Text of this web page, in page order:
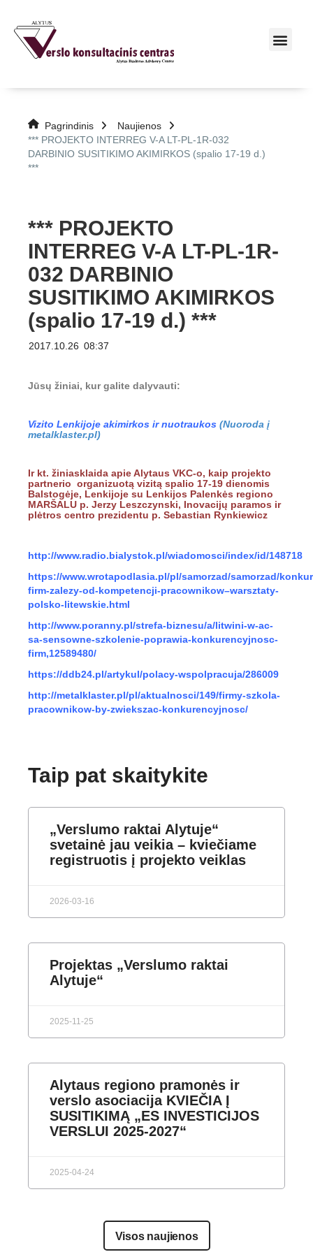
Pagrindinis
Naujienos
*** PROJEKTO INTERREG V-A LT-PL-1R-032
DARBINIO SUSITIKIMO AKIMIRKOS (spalio 17-19 d.)
***
*** PROJEKTO
INTERREG V-A LT-PL-1R-
032 DARBINIO
SUSITIKIMO AKIMIRKOS
(spalio 17-19 d.) ***
2017.10.26 08:37
Jūsų žiniai, kur galite dalyvauti:
Vizito Lenkijoje akimirkos ir nuotraukos (Nuoroda į
metalklaster.pl)
Ir kt. žiniasklaida apie Alytaus VKC-o, kaip projekto
partnerio organizuotą vizitą spalio 17-19 dienomis
Balstogėje, Lenkijoje su Lenkijos Palenkės regiono
MARŠALU p. Jerzy Leszczynski, Inovacijų paramos ir
plėtros centro prezidentu p. Sebastian Rynkiewicz
http://www.radio.bialystok.pl/wiadomosci/index/id/148718
https://www.wrotapodlasia.pl/pl/samorzad/samorzad/
firm-zalezy-od-kompetencji-pracownikow–warsztaty-
polsko-litewskie.html
http://www.poranny.pl/strefa-biznesu/a/litwini-w-ac-
sa-sensowne-szkolenie-poprawia-konkurencyjnosc-
firm,12589480/
https://ddb24.pl/artykul/polacy-wspolpracuja/286009
http://metalklaster.pl/pl/aktualnosci/149/firmy-szkola-
pracownikow-by-zwiekszac-konkurencyjnosc/
Taip pat skaitykite
„Verslumo raktai Alytuje“
svetainė jau veikia – kviečiame
registruotis į projekto veiklas
2026-03-16
Projektas „Verslumo raktai
Alytuje“
2025-11-25
Alytaus regiono pramonės ir
verslo asociacija KVIEČIA Į
SUSITIKIMĄ „ES INVESTICIJOS
VERSLUI 2025-2027“
2025-04-24
Visos naujienos